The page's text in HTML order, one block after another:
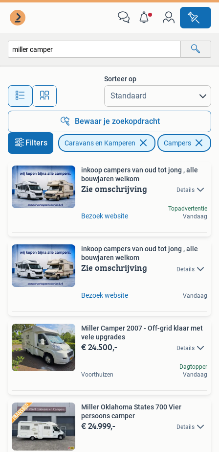
Alle afstanden…
Sorteer op
Bewaar je zoekopdracht
Filters Caravans en Kamperen Campers
inkoop campers van oud tot jong , alle
bouwjaren welkom
Zie omschrijving Details
Bezoek website
Topadvertentie
Vandaag
inkoop campers van oud tot jong , alle
bouwjaren welkom
Zie omschrijving Details
Bezoek website Vandaag
Miller Camper 2007 - Off-grid klaar met
vele upgrades
€ 24.500,- Details
Voorthuizen
Dagtopper
Vandaag
Miller Oklahoma States 700 Vier
persoons camper
€ 24.999,- Details